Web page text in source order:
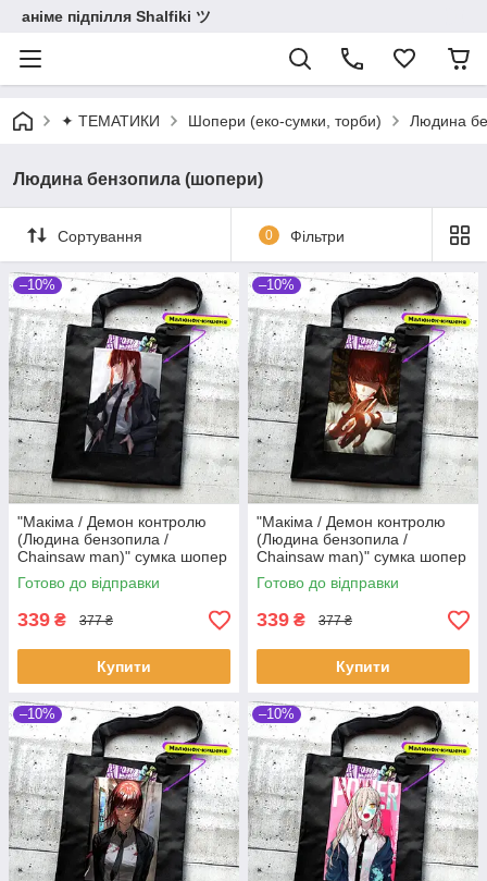
аніме підпілля Shalfiki ツ
✦ ТЕМАТИКИ Шопери (еко-сумки, торби) Людина
Людина бензопила (шопери)
Сортування 0 Фільтри
–10%
"Макіма / Демон контролю
(Людина бензопила /
Chainsaw man)" сумка шопер
чорна з аніме малюнком та
кишенею
Готово до відправки
339 ₴ 377 ₴
Купити
–10%
"Макіма / Демон контролю
(Людина бензопила /
Chainsaw man)" сумка шопер
чорна з аніме малюнком та
кишенею
Готово до відправки
339 ₴ 377 ₴
Купити
–10% –10%